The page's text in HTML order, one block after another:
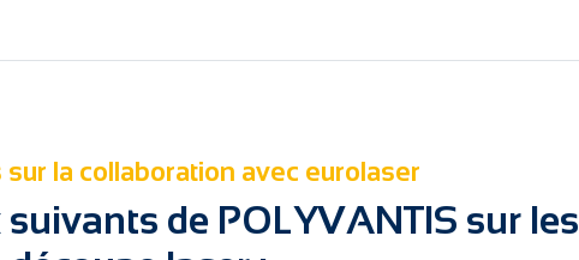
la collaboration avec eurolaser
de POLYVANTIS sur les